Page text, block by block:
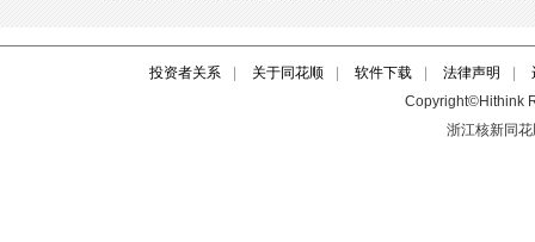
投资者关系 关于同花顺 软件下载 法律声明
Copyright©Hithink
浙江核新同